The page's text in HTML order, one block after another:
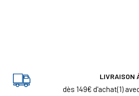
LIVRAISON
dès 149€ d'achat(1)